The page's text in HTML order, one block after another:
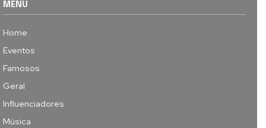
MENU
Home
Eventos
Famosos
Geral
Influenciadores
Música